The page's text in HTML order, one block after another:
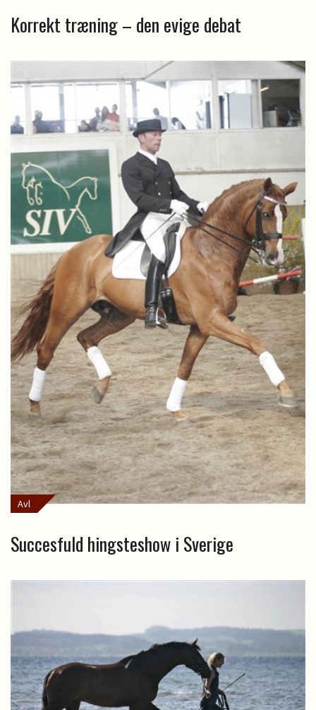
Korrekt træning – den evige debat
Avl
Succesfuld hingsteshow i Sverige